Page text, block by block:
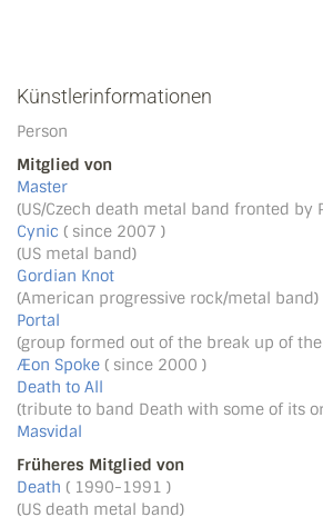
Künstlerinformationen
Person
Mitglied von
Master
(US/Czech death metal band fronted by
Cynic ( since 2007 )
(US metal band)
Gordian Knot
(American progressive rock/metal band)
Portal
(group formed out of the break up of
Æon Spoke ( since 2000 )
Death to All
(tribute to band Death with some of its
Masvidal
Früheres Mitglied von
Death ( 1990-1991 )
(US death metal band)